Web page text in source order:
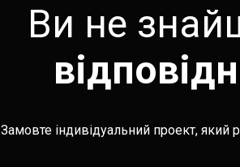
Ви не
Замовте індивідуальний проект, який